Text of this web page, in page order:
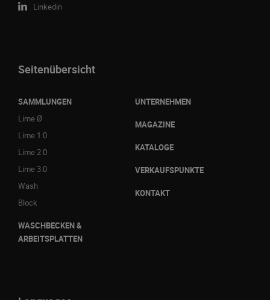
Linkedin
Seitenübersicht
SAMMLUNGEN
Lime Ø
Lime 1.0
Lime 2.0
Lime 3.0
Wash
Block
WASCHBECKEN &
ARBEITSPLATTEN
UNTERNEHMEN
MAGAZINE
KATALOGE
VERKAUFSPUNKTE
KONTAKT